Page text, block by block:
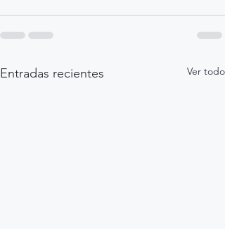
Entradas recientes Ver todo